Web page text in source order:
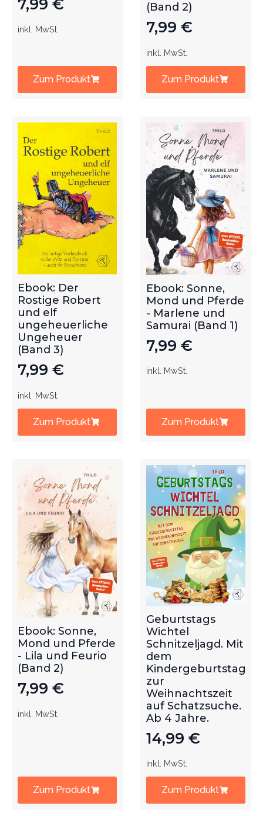
7,99 €
inkl. MwSt.
Zum Produkt
(Band 2)
7,99 €
inkl. MwSt.
Zum Produkt
Ebook: Der
Rostige Robert
und elf
ungeheuerliche
Ungeheuer
(Band 3)
7,99 €
inkl. MwSt.
Zum Produkt
Ebook: Sonne,
Mond und Pferde
- Marlene und
Samurai (Band 1)
7,99 €
inkl. MwSt.
Zum Produkt
Ebook: Sonne,
Mond und Pferde
- Lila und Feurio
(Band 2)
7,99 €
inkl. MwSt.
Zum Produkt
Geburtstags
Wichtel
Schnitzeljagd. Mit
dem
Kindergeburtstag
zur
Weihnachtszeit
auf Schatzsuche.
Ab 4 Jahre.
14,99 €
inkl. MwSt.
Zum Produkt